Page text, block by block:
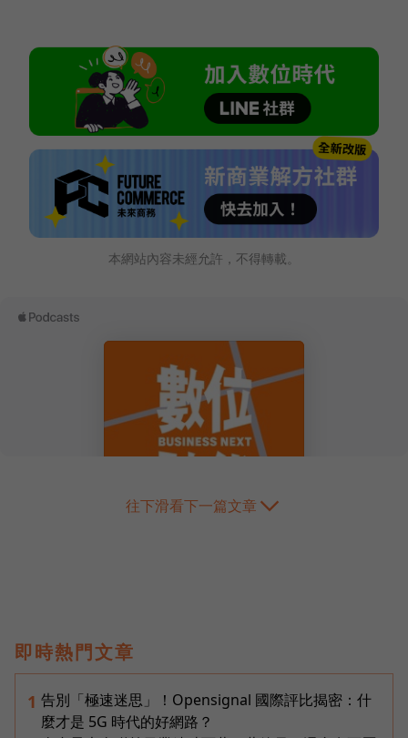
本網站內容未經允許，不得轉載。
往下滑看下一篇文章
即時熱門文章
1 告別「極速迷思」！Opensignal 國際評比揭密：什
麼才是 5G 時代的好網路？